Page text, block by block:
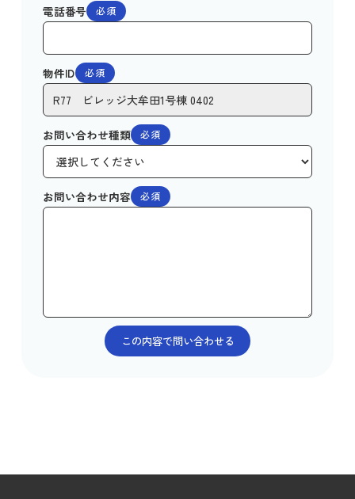
電話番号 必須
物件ID 必須
お問い合わせ種類 必須
お問い合わせ内容 必須